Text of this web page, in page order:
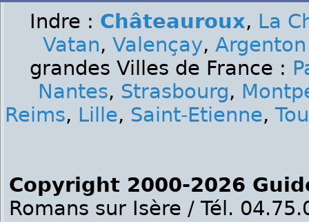
Indre : Châteauroux, La
Vatan, Valençay,
grandes Villes de France :
Nantes, Strasbourg,
Reims, Lille, Saint-Etienne,
Copyright 2000-2026
Romans sur Isère / Tél.